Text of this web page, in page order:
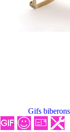
Gifs biberons